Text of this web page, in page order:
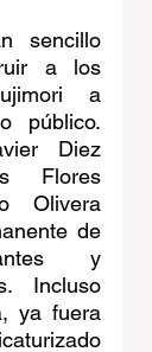
sencillo
a los
a
público.
Diez
Flores
Olivera
de
y
Incluso
ya fuera